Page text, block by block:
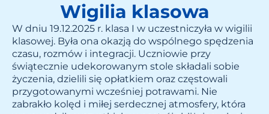
Wigilia klasowa
W dniu 19.12.2025 r. klasa I w uczestniczyła w wigilii
klasowej. Była ona okazją do wspólnego spędzenia
czasu, rozmów i integracji. Uczniowie przy
świątecznie udekorowanym stole składali sobie
życzenia, dzielili się opłatkiem oraz częstowali
przygotowanymi wcześniej potrawami. Nie
zabrakło kolęd i miłej serdecznej atmosfery, która